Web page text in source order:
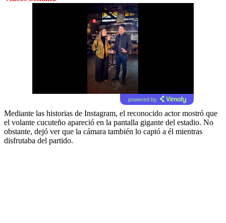
powered by
Mediante las historias de Instagram, el reconocido actor mostró que
el volante cucuteño apareció en la pantalla gigante del estadio. No
obstante, dejó ver que la cámara también lo captó a él mientras
disfrutaba del partido.